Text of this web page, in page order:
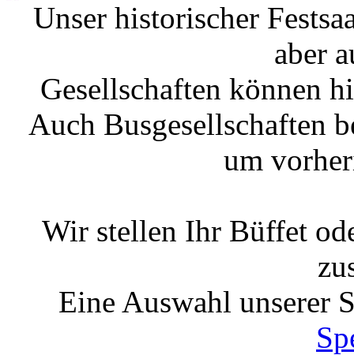
Unser historischer
aber
Gesellschaften können
Auch Busgesellschaften
um
Wir stellen Ihr Büffet
Eine Auswahl unserer